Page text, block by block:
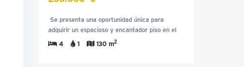
Se presenta una oportunidad única para
adquirir un espacioso y encantador piso en el
corazón del vibrante…
4 1 130 m2